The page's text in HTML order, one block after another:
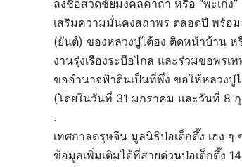
ลงชื่อสวดชัยมงคลคาถา หรือ “พะเก่ง
เสริมความมั่นคงสถาพร ตลอดปี พร้อ
(ยันต์) ของหลวงปู่ไต้ฮง ติดหน้าบ้าน ห
งานรุ่งเรืองระบือไกล และร่วมขอพร
ขออำนาจฟ้าดินเป็นที่พึ่ง ขอให้หลวง
(โดยในวันที่ 31 มกราคม และวันที่ 8
.
เทศกาลตรุษจีน มูลนิธิป่อเต็กตึ๊ง เฮง
ข้อมูลเพิ่มเติมได้ที่สายด่วนป่อเต็กตึ๊ง